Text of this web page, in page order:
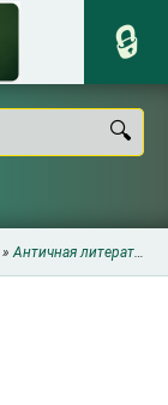
»Античная литература